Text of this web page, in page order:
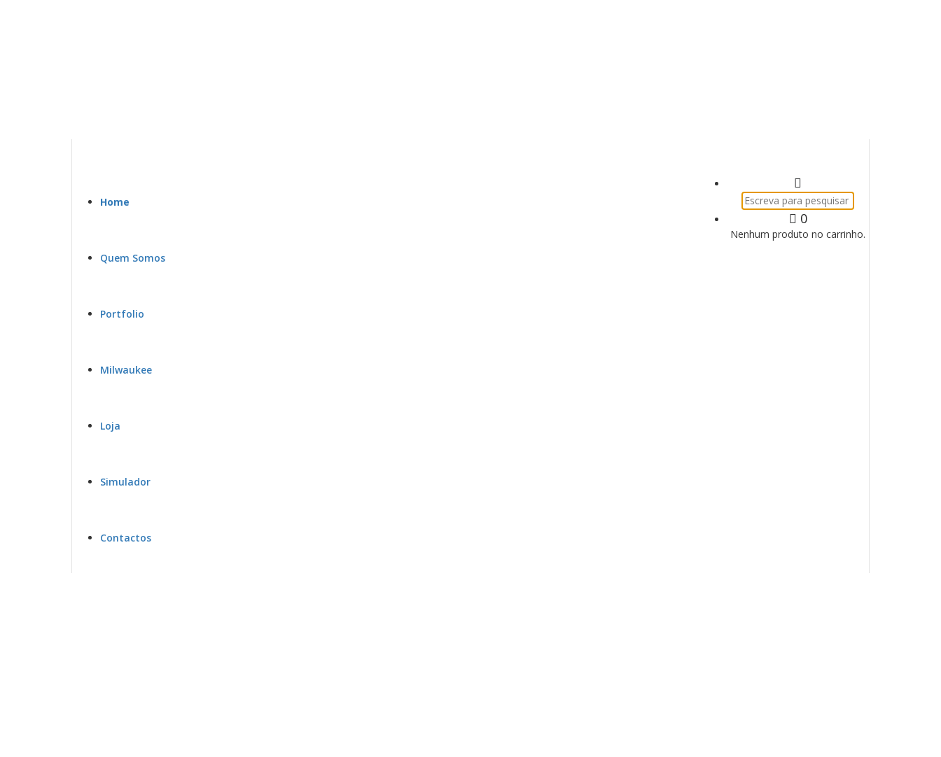
Home
Quem Somos
Portfolio
Milwaukee
Loja
Simulador
Contactos
Pesquisar
por:
0
Nenhum produto no carrinho.